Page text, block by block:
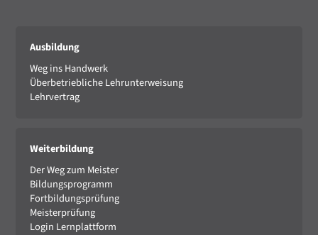
Ausbildung
Weg ins Handwerk
Überbetriebliche Lehrunterweisung
Lehrvertrag
Weiterbildung
Der Weg zum Meister
Bildungsprogramm
Fortbildungsprüfung
Meisterprüfung
Login Lernplattform